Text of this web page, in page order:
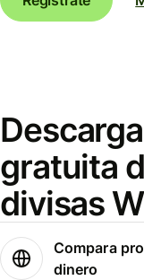
gratuita
divisas
Compara
dinero